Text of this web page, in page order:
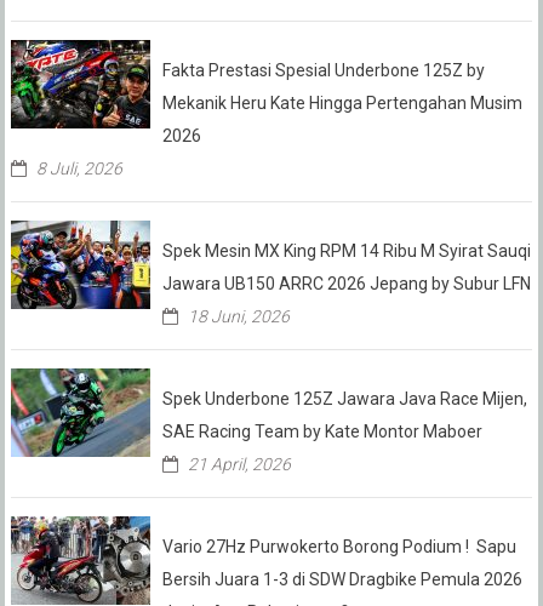
Fakta Prestasi Spesial Underbone 125Z by
Mekanik Heru Kate Hingga Pertengahan Musim
2026
8 Juli, 2026
Spek Mesin MX King RPM 14 Ribu M Syirat Sauqi
Jawara UB150 ARRC 2026 Jepang by Subur LFN
18 Juni, 2026
Spek Underbone 125Z Jawara Java Race Mijen,
SAE Racing Team by Kate Montor Maboer
21 April, 2026
Vario 27Hz Purwokerto Borong Podium ! Sapu
Bersih Juara 1-3 di SDW Dragbike Pemula 2026